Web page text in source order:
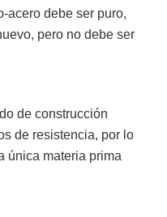
acero debe ser puro,
pero no debe ser
de construcción
de resistencia, por lo
única materia prima